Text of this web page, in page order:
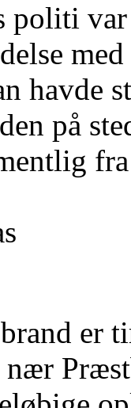
var
med
havde
på
er